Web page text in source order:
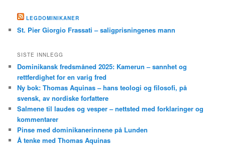
LEGDOMINIKANER
St. Pier Giorgio Frassati – saligprisningenes mann
SISTE INNLEGG
Dominikansk fredsmåned 2025: Kamerun – sannhet og
rettferdighet for en varig fred
Ny bok: Thomas Aquinas – hans teologi og filosofi, på
svensk, av nordiske forfattere
Salmene til laudes og vesper – nettsted med forklaringer og
kommentarer
Pinse med dominikanerinnene på Lunden
Å tenke med Thomas Aquinas